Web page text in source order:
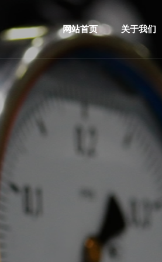
网站首页 关于我们